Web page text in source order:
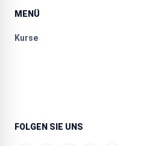
MENÜ
Kurse
FOLGEN SIE UNS